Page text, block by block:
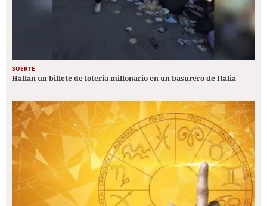
SUERTE
Hallan un billete de lotería millonario en un basurero de Italia